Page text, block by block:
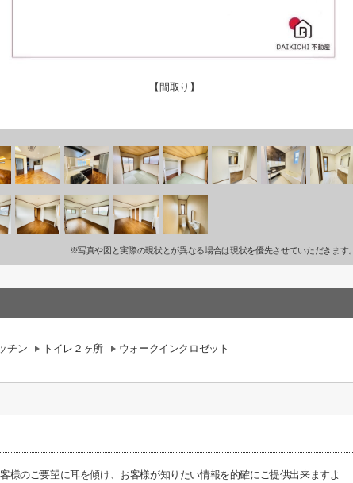
【間取り】
※写真や図と実際の現状とが異なる場合は現状を優先させていただきます。
チン トイレ２ヶ所 ウォークインクロゼット
様のご要望に耳を傾け、お客様が知りたい情報を的確にご提供出来ますよ